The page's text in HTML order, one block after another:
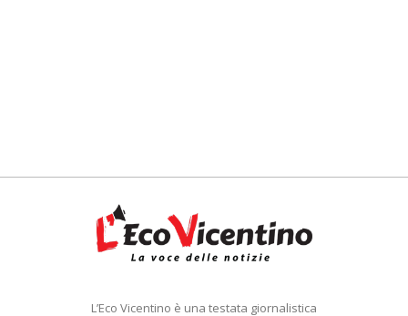
L’Eco Vicentino è una testata giornalistica